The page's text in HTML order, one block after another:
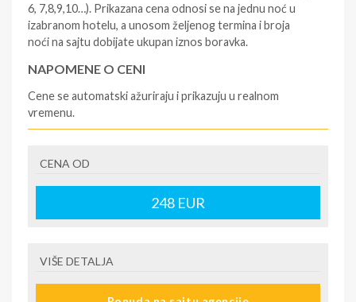
6, 7,8,9,10…). Prikazana cena odnosi se na jednu noć u
izabranom hotelu, a unosom željenog termina i broja
noći na sajtu dobijate ukupan iznos boravka.
NAPOMENE O CENI
Cene se automatski ažuriraju i prikazuju u realnom
vremenu.
- rezervisane i potvrđene usluge u izabranoj smeštajnoj
jedinici prema opisu - korišćenje hotelskih sadržaja
prema opisu - uslugu rezervacije - organizaciju
putovanja.
krizu) na destinaciji, plaćaju se na recepciji
CENA OD
248 EUR
VIŠE DETALJA